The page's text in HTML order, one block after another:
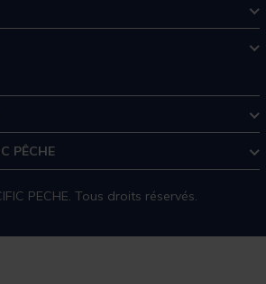
PÊCHE
PECHE. Tous droits réservés.